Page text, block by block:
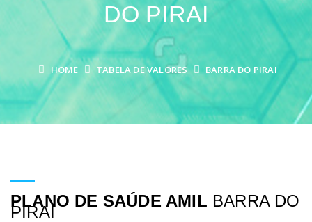
DO PIRAI
HOME TABELA DE VALORES BARRA DO PIRAI
PLANO DE SAÚDE AMIL BARRA DO
PIRAI